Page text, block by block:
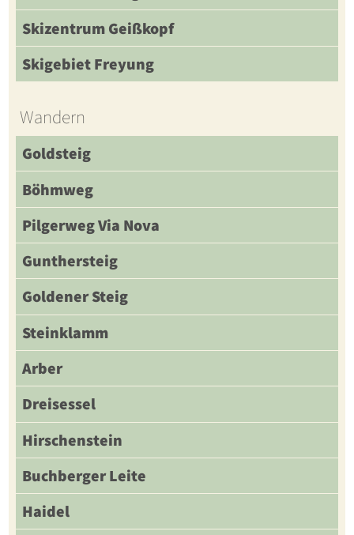
Skizentrum Geißkopf
Skigebiet Freyung
Wandern
Goldsteig
Böhmweg
Pilgerweg Via Nova
Gunthersteig
Goldener Steig
Steinklamm
Arber
Dreisessel
Hirschenstein
Buchberger Leite
Haidel